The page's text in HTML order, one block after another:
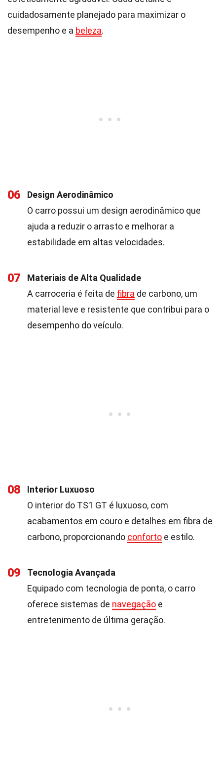
cuidadosamente planejado para maximizar o
desempenho e a beleza.
06
Design Aerodinâmico
O carro possui um design aerodinâmico que
ajuda a reduzir o arrasto e melhorar a
estabilidade em altas velocidades.
07
Materiais de Alta Qualidade
A carroceria é feita de fibra de carbono, um
material leve e resistente que contribui para o
desempenho do veículo.
08
Interior Luxuoso
O interior do TS1 GT é luxuoso, com
acabamentos em couro e detalhes em fibra de
carbono, proporcionando conforto e estilo.
09
Tecnologia Avançada
Equipado com tecnologia de ponta, o carro
oferece sistemas de navegação e
entretenimento de última geração.